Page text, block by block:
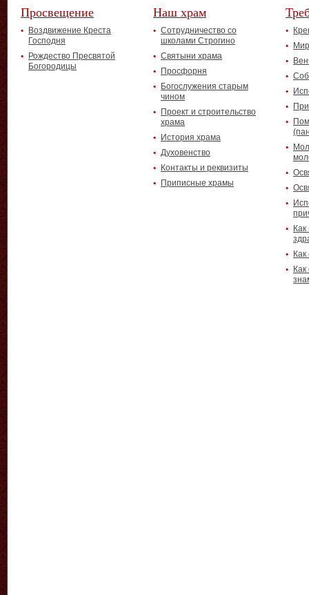
Просвещение
Воздвижение Креста
Господня
Рождество Пресвятой
Богородицы
Наш храм
Сотрудничество со
школами Строгино
Святыни храма
Просфорня
Богослужения старым
чином
Проект и строительство
храма
История храма
Духовенство
Контакты и реквизиты
Приписные храмы
Как